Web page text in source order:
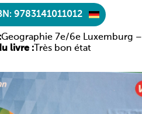
9783141011012
Geographie 7e/6e Luxemburg –
Diercke Praxis
livre : Très bon état